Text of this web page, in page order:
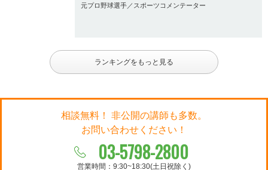
元プロ野球選手／スポーツコメンテーター
ランキングをもっと見る
相談無料！ 非公開の講師も多数。
お問い合わせください！
03-5798-2800
営業時間：9:30~18:30(土日祝除く)